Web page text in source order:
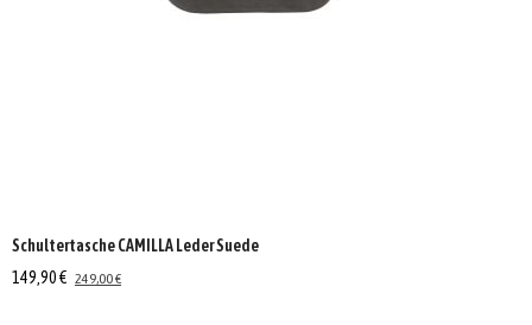
Schultertasche CAMILLA Leder Suede
149,90 € 249,00 €